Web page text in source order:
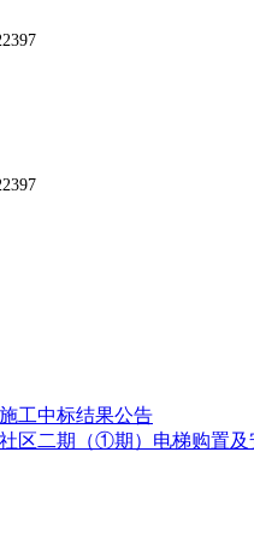
工中标结果公告
区二期（①期）电梯购置